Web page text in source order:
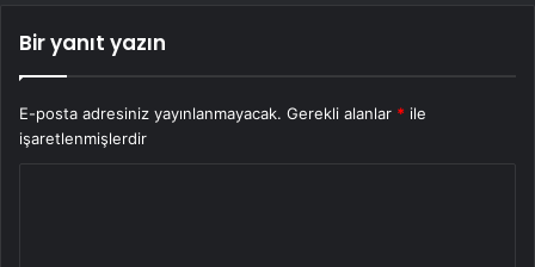
Bir yanıt yazın
E-posta adresiniz yayınlanmayacak. Gerekli alanlar * ile
işaretlenmişlerdir